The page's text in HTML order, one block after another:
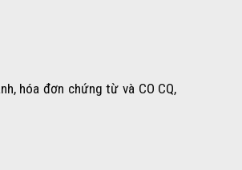
hóa đơn chứng từ và CO CQ,